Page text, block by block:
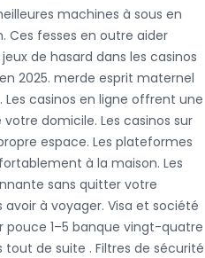
machines à sous en
Ces fesses en outre aider
de hasard dans les casinos
2025. merde esprit maternel
casinos en ligne offrent une
domicile. Les casinos sur
espace. Les plateformes
à la maison. Les
sans quitter votre
à voyager. Visa et société
1–5 banque vingt-quatre
de suite . Filtres de sécurité